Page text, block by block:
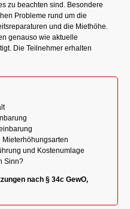
zu beachten sind. Besondere
Probleme rund um die
und die Miethöhe.
genauso wie aktuelle
Die Teilnehmer erhalten
Mieterhöhungsarten
und Kostenumlage
Sinn?
nach § 34c GewO,